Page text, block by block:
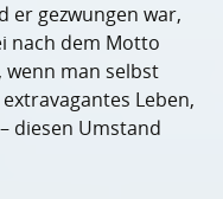
er gezwungen war,
nach dem Motto
wenn man selbst
Leben,
diesen Umstand